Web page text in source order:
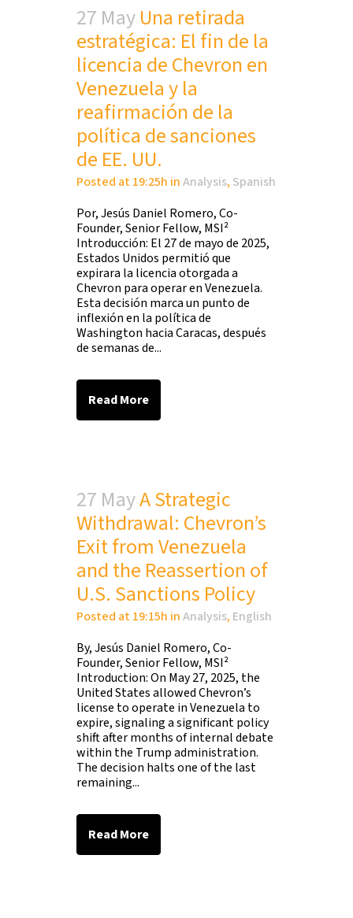
27 MayUna retirada
estratégica: El fin de la
licencia de Chevron en
Venezuela y la
reafirmación de la
política de sanciones
de EE. UU.
Posted at 19:25h inAnalysis, Spanish
Por, Jesús Daniel Romero, Co-
Founder, Senior Fellow, MSI²
Introducción: El 27 de mayo de 2025,
Estados Unidos permitió que
expirara la licencia otorgada a
Chevron para operar en Venezuela.
Esta decisión marca un punto de
inflexión en la política de
Washington hacia Caracas, después
de semanas de...
Read More
27 MayA Strategic
Withdrawal: Chevron’s
Exit from Venezuela
and the Reassertion of
U.S. Sanctions Policy
Posted at 19:15h inAnalysis, English
By, Jesús Daniel Romero, Co-
Founder, Senior Fellow, MSI²
Introduction: On May 27, 2025, the
United States allowed Chevron’s
license to operate in Venezuela to
expire, signaling a significant policy
shift after months of internal debate
within the Trump administration.
The decision halts one of the last
remaining...
Read More